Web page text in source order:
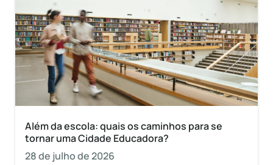
Além da escola: quais os caminhos para se
tornar uma Cidade Educadora?
28 de julho de 2026